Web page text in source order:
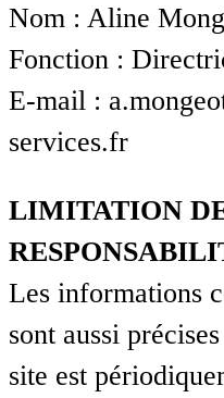
Nom : Aline
Fonction :
E-mail :
services.fr
LIMITATION
Les informations
sont aussi
site est